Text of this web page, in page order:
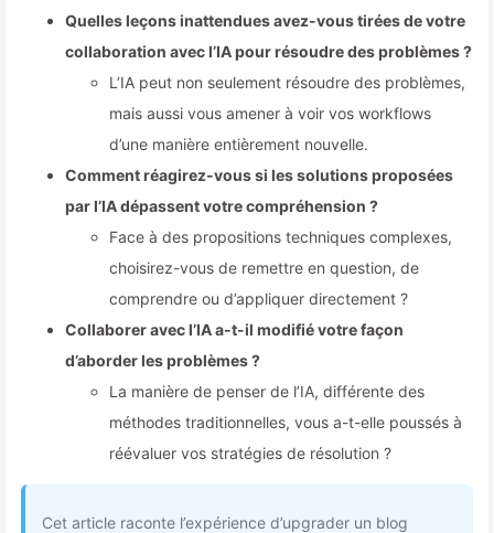
Quelles leçons inattendues avez-vous tirées de votre
collaboration avec l’IA pour résoudre des problèmes ?
L’IA peut non seulement résoudre des problèmes,
mais aussi vous amener à voir vos workflows
d’une manière entièrement nouvelle.
Comment réagirez-vous si les solutions proposées
par l’IA dépassent votre compréhension ?
Face à des propositions techniques complexes,
choisirez-vous de remettre en question, de
comprendre ou d’appliquer directement ?
Collaborer avec l’IA a-t-il modifié votre façon
d’aborder les problèmes ?
La manière de penser de l’IA, différente des
méthodes traditionnelles, vous a-t-elle poussés à
réévaluer vos stratégies de résolution ?
Cet article raconte l’expérience d’upgrader un blog